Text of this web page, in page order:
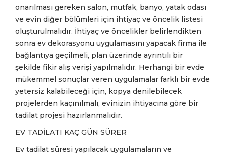
onarılması gereken salon, mutfak, banyo, yatak odası
ve evin diğer bölümleri için ihtiyaç ve öncelik listesi
oluşturulmalıdır. İhtiyaç ve öncelikler belirlendikten
sonra ev dekorasyonu uygulamasını yapacak firma ile
bağlantıya geçilmeli, plan üzerinde ayrıntılı bir
şekilde fikir alış verişi yapılmalıdır. Herhangi bir evde
mükemmel sonuçlar veren uygulamalar farklı bir evde
yetersiz kalabileceği için, kopya denilebilecek
projelerden kaçınılmalı, evinizin ihtiyacına göre bir
tadilat projesi hazırlanmalıdır.
EV TADİLATI KAÇ GÜN SÜRER
Ev tadilat süresi yapılacak uygulamaların ve